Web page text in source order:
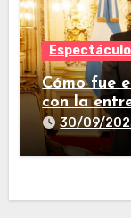
Cómo fue
con la
30/09/